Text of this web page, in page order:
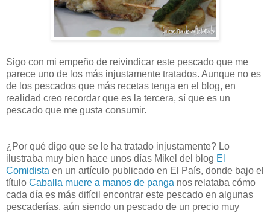
Sigo con mi empeño de reivindicar este pescado que me
parece uno de los más injustamente tratados. Aunque no es
de los pescados que más recetas tenga en el blog, en
realidad creo recordar que es la tercera, sí que es un
pescado que me gusta consumir.
¿Por qué digo que se le ha tratado injustamente? Lo
ilustraba muy bien hace unos días Mikel del blog El
Comidista en un artículo publicado en El País, donde bajo el
título Caballa muere a manos de panga nos relataba cómo
cada día es más difícil encontrar este pescado en algunas
pescaderías, aún siendo un pescado de un precio muy